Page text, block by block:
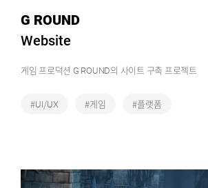
G ROUND
Website
게임 프로덕션 G ROUND의 사이트 구축 프로젝트
#UI/UX #게임 #플랫폼